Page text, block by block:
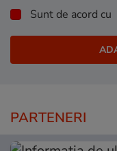
Sunt de acord cu
PARTENERI